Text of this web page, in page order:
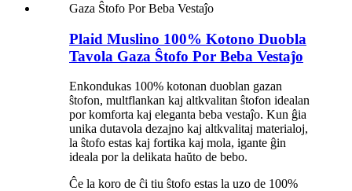
Plaid Muslino 100% Kotono Duobla
Tavola Gaza Ŝtofo Por Beba Vestaĵo
Enkondukas 100% kotonan duoblan gazan
ŝtofon, multflankan kaj altkvalitan ŝtofon idealan
por komforta kaj eleganta beba vestaĵo. Kun ĝia
unika dutavola dezajno kaj altkvalitaj materialoj,
la ŝtofo estas kaj fortika kaj mola, igante ĝin
ideala por la delikata haŭto de bebo.
Ĉe la koro de ĉi tiu ŝtofo estas la uzo de 100%